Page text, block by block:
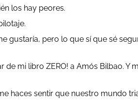
los hay peores.
gustaría, pero lo que sí que sé
mi libro ZERO! a Amós Bilbao. Y
haces sentir que nuestro mundo